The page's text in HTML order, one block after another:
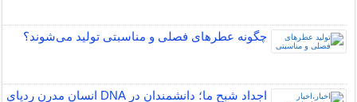
چگونه عطرهای فصلی و مناسبتی تولید می‌شوند؟
اجداد شبح ما؛ دانشمندان در DNA انسان مدرن ردپای